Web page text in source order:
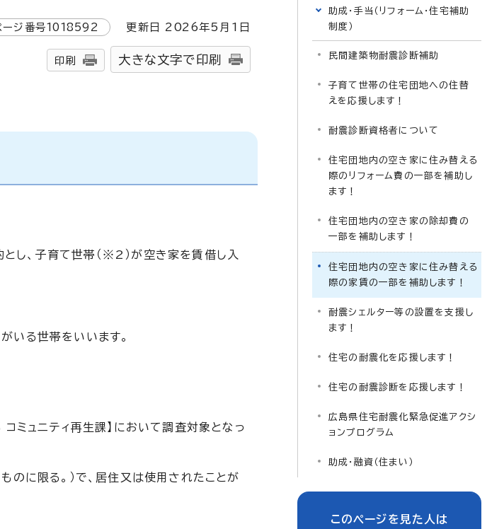
ージ番号1018592 更新日 2026年5月1日
印刷 大きな文字で印刷
し、子育て世帯（※2）が空き家を賃借し入
いる世帯をいいます。
ミュニティ再生課】において調査対象となっ
に限る。）で、居住又は使用されたことが
助成・手当（リフォーム・住宅補助
制度）
民間建築物耐震診断補助
子育て世帯の住宅団地への住替
えを応援します！
耐震診断資格者について
住宅団地内の空き家に住み替える
際のリフォーム費の一部を補助し
ます！
住宅団地内の空き家の除却費の
一部を補助します！
住宅団地内の空き家に住み替える
際の家賃の一部を補助します！
耐震シェルター等の設置を支援し
ます！
住宅の耐震化を応援します！
住宅の耐震診断を応援します！
広島県住宅耐震化緊急促進アクシ
ョンプログラム
助成・融資（住まい）
このページを見た人は